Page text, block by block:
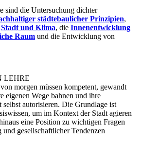
sind die Untersuchung dichter
städtebaulicher Prinzipien,
Stadt und Klima, die Innenentwicklung
Raum und die Entwicklung von
LEHRE
morgen müssen kompetent, gewandt
eigenen Wege bahnen und ihre
autorisieren. Die Grundlage ist
um im Kontext der Stadt agieren
eine Position zu wichtigen Fragen
gesellschaftlicher Tendenzen